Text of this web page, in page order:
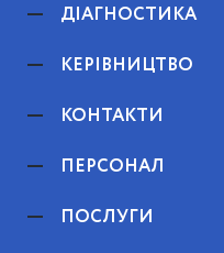
ДІАГНОСТИКА
КЕРІВНИЦТВО
КОНТАКТИ
ПЕРСОНАЛ
ПОСЛУГИ